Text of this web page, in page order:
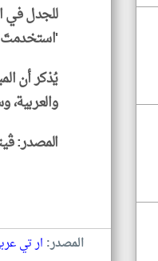
للجدل في
'استخدمتَ
يُذكر أن
المصدر:
المصدر: ار تي